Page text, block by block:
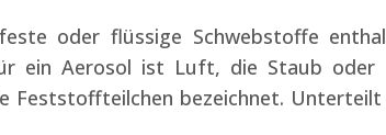
oder flüssige Schwebstoffe
ein Aerosol ist Luft, die Staub oder
Feststoffteilchen bezeichnet.